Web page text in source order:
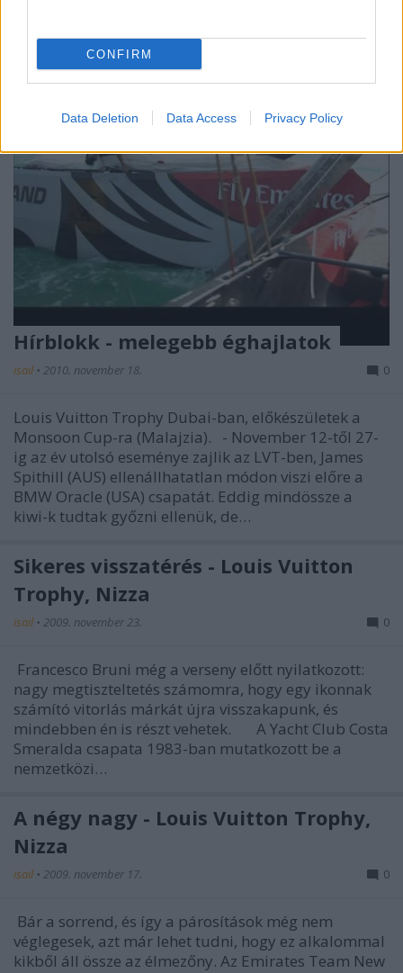
CONFIRM
Data Deletion Data Access Privacy Policy
Hírblokk - melegebb éghajlatok
isail • 2010. november 18. 0
Louis Vuitton Trophy Dubai-ban, előkészületek a
Monsoon Cup-ra (Malajzia). - November 12-től 27-
ig az év utolsó eseménye zajlik az LVT-ben, James
Spithill (AUS) ellenállhatatlan módon viszi előre a
BMW Oracle (USA) csapatát. Eddig mindössze a
kiwi-k tudtak győzni ellenük, de…
Sikeres visszatérés - Louis Vuitton
Trophy, Nizza
isail • 2009. november 23. 0
Francesco Bruni még a verseny előtt nyilatkozott:
nagy megtiszteltetés számomra, hogy egy ikonnak
számító vitorlás márkát újra visszakapunk, és
mindebben én is részt vehetek. A Yacht Club Costa
Smeralda csapata 1983-ban mutatkozott be a
nemzetközi…
A négy nagy - Louis Vuitton Trophy,
Nizza
isail • 2009. november 17. 0
Bár a sorrend, és így a párosítások még nem
véglegesek, azt már lehet tudni, hogy ez alkalommal
kikből áll össze az élmezőny. Az Emirates Team New